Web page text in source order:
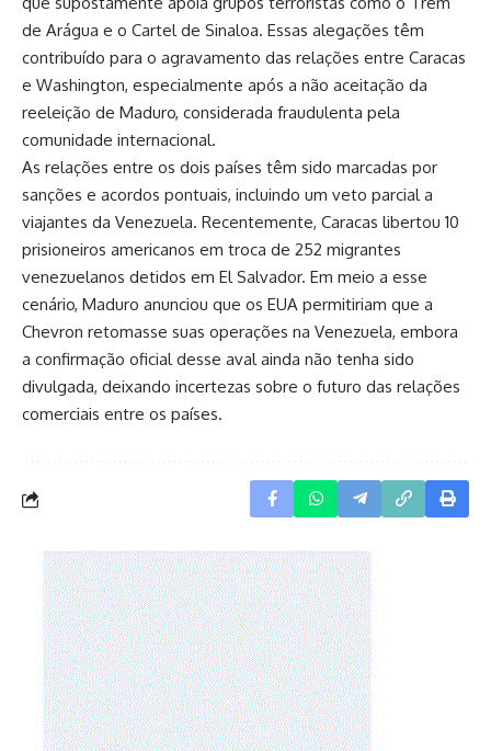
de Arágua e o Cartel de Sinaloa. Essas alegações têm
contribuído para o agravamento das relações entre Caracas
e Washington, especialmente após a não aceitação da
reeleição de Maduro, considerada fraudulenta pela
comunidade internacional.
As relações entre os dois países têm sido marcadas por
sanções e acordos pontuais, incluindo um veto parcial a
viajantes da Venezuela. Recentemente, Caracas libertou 10
prisioneiros americanos em troca de 252 migrantes
venezuelanos detidos em El Salvador. Em meio a esse
cenário, Maduro anunciou que os EUA permitiriam que a
Chevron retomasse suas operações na Venezuela, embora
a confirmação oficial desse aval ainda não tenha sido
divulgada, deixando incertezas sobre o futuro das relações
comerciais entre os países.